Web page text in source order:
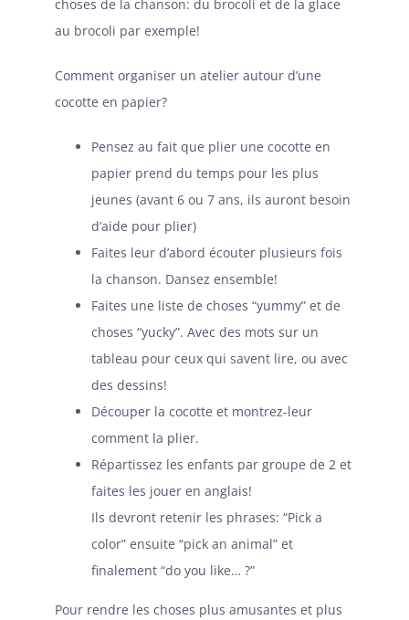
choses de la chanson: du brocoli et de la glace
au brocoli par exemple!
Comment organiser un atelier autour d’une
cocotte en papier?
Pensez au fait que plier une cocotte en
papier prend du temps pour les plus
jeunes (avant 6 ou 7 ans, ils auront besoin
d’aide pour plier)
Faites leur d’abord écouter plusieurs fois
la chanson. Dansez ensemble!
Faites une liste de choses “yummy” et de
choses “yucky”. Avec des mots sur un
tableau pour ceux qui savent lire, ou avec
des dessins!
Découper la cocotte et montrez-leur
comment la plier.
Répartissez les enfants par groupe de 2 et
faites les jouer en anglais!
Ils devront retenir les phrases: “Pick a
color” ensuite “pick an animal” et
finalement “do you like… ?”
Pour rendre les choses plus amusantes et plus